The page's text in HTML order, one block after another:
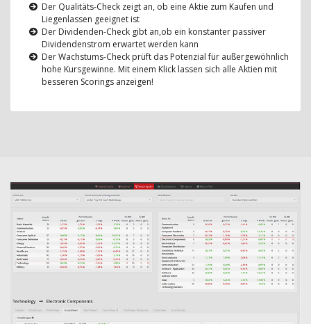
Der Qualitäts-Check zeigt an, ob eine Aktie zum Kaufen und
Liegenlassen geeignet ist
Der Dividenden-Check gibt an,ob ein konstanter passiver
Dividendenstrom erwartet werden kann
Der Wachstums-Check prüft das Potenzial für außergewöhnlich
hohe Kursgewinne. Mit einem Klick lassen sich alle Aktien mit
besseren Scorings anzeigen!